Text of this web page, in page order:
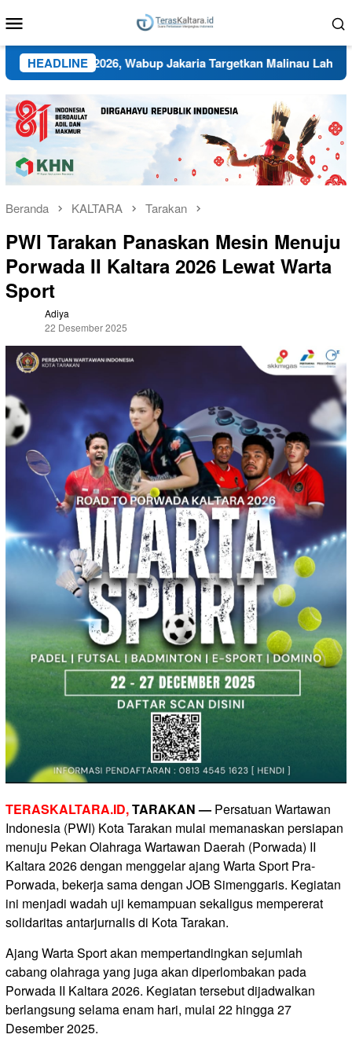
ke
Mobile
HEADLINE
BMC 2026, Wabup Jakaria Targetkan Malinau Lahirkan Atlet
Beranda KALTARA Tarakan
PWI Tarakan Panaskan Mesin Menuju
Porwada II Kaltara 2026 Lewat Warta
Sport
Adiya
22 Desember 2025
TERASKALTARA.ID,TARAKAN — Persatuan Wartawan
Indonesia (PWI) Kota Tarakan mulai memanaskan persiapan
menuju Pekan Olahraga Wartawan Daerah (Porwada) II
Kaltara 2026 dengan menggelar ajang Warta Sport Pra-
Porwada, bekerja sama dengan JOB Simenggaris. Kegiatan
ini menjadi wadah uji kemampuan sekaligus mempererat
solidaritas antarjurnalis di Kota Tarakan.
Ajang Warta Sport akan mempertandingkan sejumlah
cabang olahraga yang juga akan diperlombakan pada
Porwada II Kaltara 2026. Kegiatan tersebut dijadwalkan
berlangsung selama enam hari, mulai 22 hingga 27
Desember 2025.